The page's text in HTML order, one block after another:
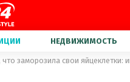
НЕДВИЖИМОСТЬ
что заморозила свои яйцеклетки: